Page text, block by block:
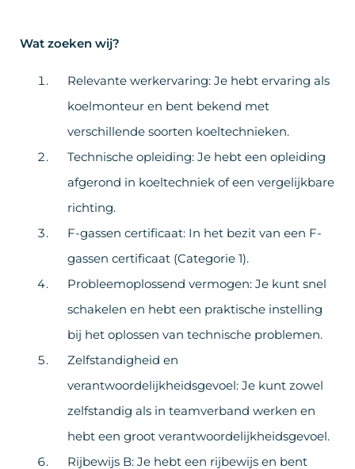
Wat zoeken wij?
Relevante werkervaring: Je hebt ervaring als
koelmonteur en bent bekend met
verschillende soorten koeltechnieken.
Technische opleiding: Je hebt een opleiding
afgerond in koeltechniek of een vergelijkbare
richting.
F-gassen certificaat: In het bezit van een F-
gassen certificaat (Categorie 1).
Probleemoplossend vermogen: Je kunt snel
schakelen en hebt een praktische instelling
bij het oplossen van technische problemen.
Zelfstandigheid en
verantwoordelijkheidsgevoel: Je kunt zowel
zelfstandig als in teamverband werken en
hebt een groot verantwoordelijkheidsgevoel.
Rijbewijs B: Je hebt een rijbewijs en bent